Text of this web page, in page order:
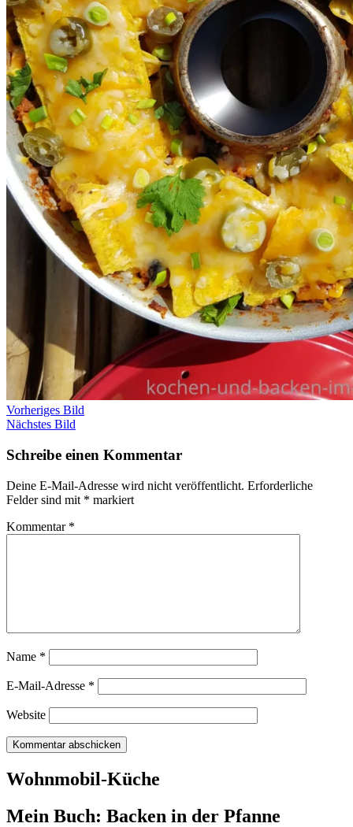
Vorheriges Bild
Nächstes Bild
Schreibe einen Kommentar
Deine E-Mail-Adresse wird nicht veröffentlicht. Erforderliche
Felder sind mit * markiert
Kommentar *
Name *
E-Mail-Adresse *
Website
Wohnmobil-Küche
Mein Buch: Backen in der Pfanne